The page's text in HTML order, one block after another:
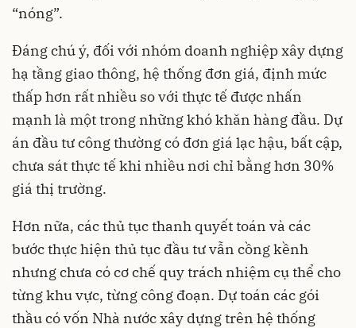
“nóng”.
Đáng chú ý, đối với nhóm doanh nghiệp xây dựng
hạ tầng giao thông, hệ thống đơn giá, định mức
thấp hơn rất nhiều so với thực tế được nhấn
mạnh là một trong những khó khăn hàng đầu. Dự
án đầu tư công thường có đơn giá lạc hậu, bất cập,
chưa sát thực tế khi nhiều nơi chỉ bằng hơn 30%
giá thị trường.
Hơn nữa, các thủ tục thanh quyết toán và các
bước thực hiện thủ tục đầu tư vẫn cồng kềnh
nhưng chưa có cơ chế quy trách nhiệm cụ thể cho
từng khu vực, từng công đoạn. Dự toán các gói
thầu có vốn Nhà nước xây dựng trên hệ thống